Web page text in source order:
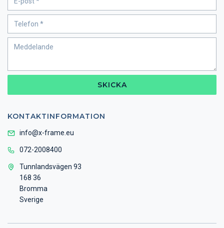
SKICKA
KONTAKTINFORMATION
info@x-frame.eu
072-2008400
Tunnlandsvägen 93
168 36
Bromma
Sverige